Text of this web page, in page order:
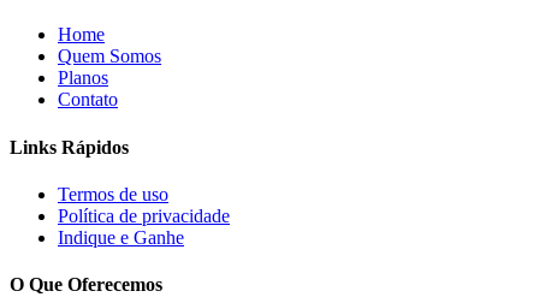
Home
Quem Somos
Planos
Contato
Links Rápidos
Termos de uso
Política de privacidade
Indique e Ganhe
O Que Oferecemos